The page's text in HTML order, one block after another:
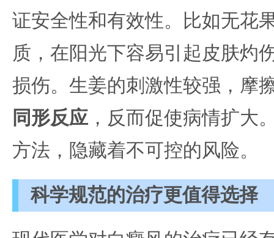
证安全性和有效性。比如无花
质，在阳光下容易引起皮肤灼
损伤。生姜的刺激性较强，摩
同形反应 ，反而促使病情扩大
方法，隐藏着不可控的风险。
科学规范的治疗更值得选择